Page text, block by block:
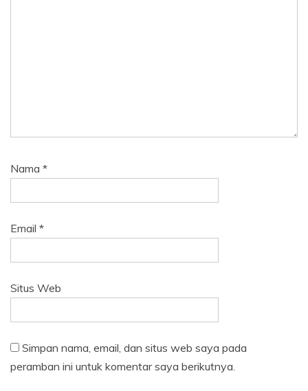
Nama *
Email *
Situs Web
Simpan nama, email, dan situs web saya pada
peramban ini untuk komentar saya berikutnya.